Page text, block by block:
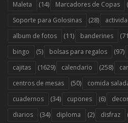
Maleta (14) Marcadores de Copas
Soporte para Golosinas (28)
album de fotos (11) banderines
bingo (5) bolsas para regalos (97)
cajitas (1629) calendario (258)
centros de mesas (50) comida
cuadernos (34) cupones (6)
diarios (34) diploma (2) disfraz